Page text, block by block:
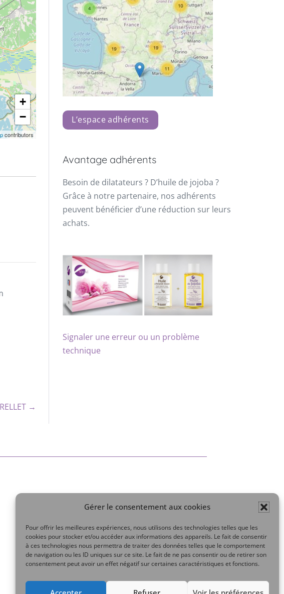
Gérer le consentement aux cookies
Pour offrir les meilleures expériences, nous utilisons des technologies telles que les
cookies pour stocker et/ou accéder aux informations des appareils. Le fait de consentir
à ces technologies nous permettra de traiter des données telles que le comportement
de navigation ou les ID uniques sur ce site. Le fait de ne pas consentir ou de retirer son
consentement peut avoir un effet négatif sur certaines caractéristiques et fonctions.
+
−
contributors
→
L’espace adhérents
Avantage adhérents
Besoin de dilatateurs ? D’huile de jojoba ?
Grâce à notre partenaire, nos adhérents
peuvent bénéficier d’une réduction sur leurs
achats.
Signaler une erreur ou un problème
technique
Mon compte